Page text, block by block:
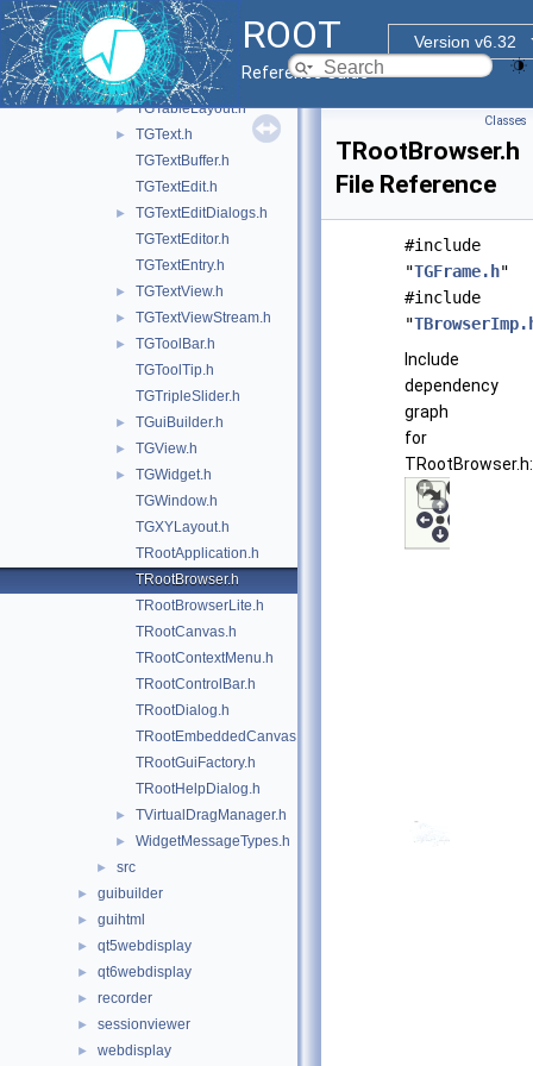
ROOT
Version v6.32
Reference Guide
► TGTable.h
TGTableCell.h
TGTableContainer.h
► TGTableHeader.h
► TGTableLayout.h
►
TGText.h
TGTextBuffer.h
TGTextEdit.h
►
TGTextEditDialogs.h
TGTextEditor.h
TGTextEntry.h
► TGTextView.h
► TGTextViewStream.h
►
TGToolBar.h
TGToolTip.h
TGTripleSlider.h
► TGuiBuilder.h
► TGView.h
►
TGWidget.h
TGWindow.h
TGXYLayout.h
TRootApplication.h
TRootBrowser.h
TRootBrowserLite.h
TRootCanvas.h
TRootContextMenu.h
TRootControlBar.h
TRootDialog.h
TRootEmbeddedCanvas.h
TRootGuiFactory.h
TRootHelpDialog.h
► TVirtualDragManager.h
► WidgetMessageTypes.h
► src
► guibuilder
► guihtml
► qt5webdisplay
► qt6webdisplay
► recorder
► sessionviewer
► webdisplay
Classes
TRootBrowser.h
File Reference
#include
"TGFrame.h"
#include
"
Include
dependency
graph
for
TRootBrowser.h: